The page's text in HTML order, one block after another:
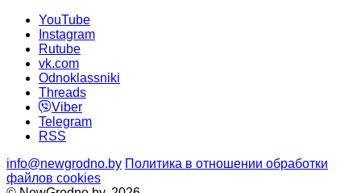
YouTube
Instagram
Rutube
vk.com
Odnoklassniki
Threads
Viber
Telegram
RSS
info@newgrodno.by Политика в отношении обработки
файлов cookies